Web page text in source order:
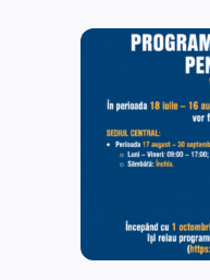
Adaugă în
testelor PISA,